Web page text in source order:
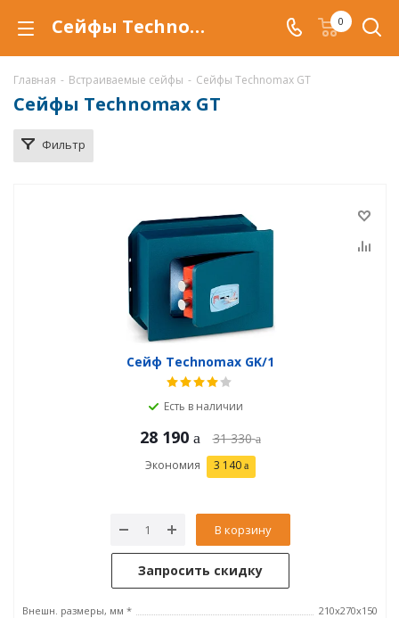
Сейфы Technomax GT купить в Самаре, встраиваемый сейф тайник Technomax GT по низкой цене с доставкой 0
Главная - Встраиваемые сейфы - Сейфы Technomax GT
Сейфы Technomax GT
Фильтр
Сейф Technomax GK/1
Есть в наличии
28 190 31 330
Экономия 3 140
В корзину
Запросить скидку
Внешн. размеры, мм *
210x270x150